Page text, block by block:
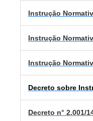
Instrução
Instrução
Instrução
Decreto sobre
Decreto n° 2.001/